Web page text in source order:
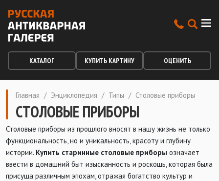
КАТАЛОГ КУПИТЬ КАРТИНУ ОЦЕНИТЬ
Главная / Энциклопедия / Типы / Столовые приборы
СТОЛОВЫЕ ПРИБОРЫ
Столовые приборы из прошлого вносят в нашу жизнь не только
функциональность, но и уникальность, красоту и глубину
истории. Купить старинные столовые приборы означает
ввести в домашний быт изысканность и роскошь, которая была
присуща различным эпохам, отражая богатство культур и